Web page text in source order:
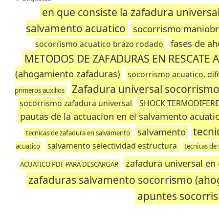
en que consiste la zafadura universal
salvamento acuatico
socorrismo
socorrismo acuatico brazo rodado
fases de
METODOS DE ZAFADURAS EN RESCATE
(ahogamiento zafaduras)
socorrismo acuatico.
primeros auxilios
Zafadura universal socorrismo
socorrismo zafadura universal SHOCK
pautas de la actuacion en el salvamento
tecnicas de zafadura en salvamento salvamento
acuatico
salvamento selectividad estructura tecnicas
ACUATICO PDF PARA DESCARGAR zafadura universal en
zafaduras salvamento socorrismo
apuntes